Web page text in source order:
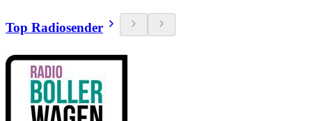
Top Radiosender